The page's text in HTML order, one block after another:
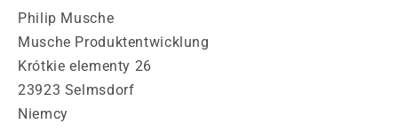
Philip Musche
Musche Produktentwicklung
Krótkie elementy 26
23923 Selmsdorf
Niemcy